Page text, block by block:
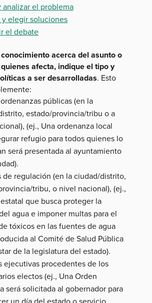
analizar el problema
y elegir soluciones
el debate
acerca del asunto o
afecta, indique el tipo y
a ser desarrolladas. Esto
públicas (en la
estado/provincia/tribu o a
(ej., Una ordenanza local
refugio para todos quienes lo
será presentada al ayuntamiento
de regulación (en la ciudad/distrito,
tribu, o nivel nacional), (ej.,
que busca proteger la
agua e imponer multas para el
tóxicos en las fuentes de agua
al Comité de Salud Pública
de la legislatura del estado).
ejecutivas procedentes de los
electos (ej., Una Orden
será solicitada al gobernador para